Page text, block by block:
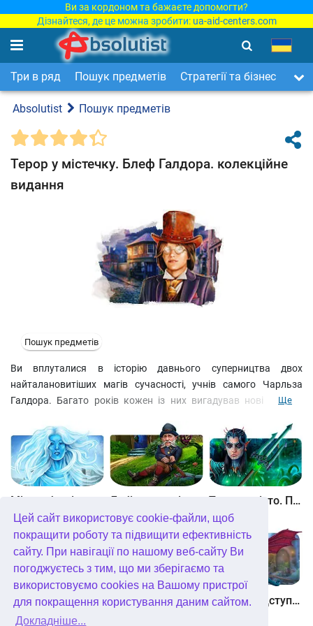
Цей сайт використовує cookie-файли, щоб
покращити роботу та підвищити ефективність
сайту. При навігації по нашому веб-сайту Ви
погоджуєтесь з тим, що ми зберігаємо та
використовуємо cookies на Вашому пристрої
для покращення користування даним сайтом.
Докладніше...
Ви за кордоном та бажаєте допомогти?
Дізнайтеся, де це можна зробити: ua-aid-centers.com
Три в ряд Пошук предметів Стратегії та бізнес
Absolutist Пошук предметів
Терор у містечку. Блеф Галдора. колекційне
видання
Пошук предметів
Ви вплуталися в історію давнього суперництва двох
найталановитіших магів сучасності, учнів самого Чарльза
Галдора. Багато років кожен із них вигадував нові шоу та
боротьбі за перевагу. Вирішуйте головоломні завдання,
відшукуйте предмети по списку, проходьте цікаві міні-ігри і
дізнайтеся, чи перейшов один з них межу, щоб раз і назавжди
усунути суперника! >Скачати безкоштовно Терор у містечку.
Блеф Галдора
Ще
Таємне місто. Підводне царство. колекційне видання
Небесні землі. Пробудження гігантів. колекційне видання Загадки Нью-Йорка. Пробудження. колекційне видання Хімери. Підступи зла. колекційне видання